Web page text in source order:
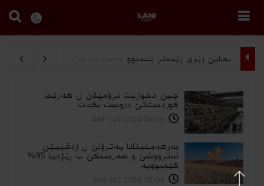
بهایێ زێری زێده‌تر بلندبوو
چین دخوازیت ترۆمێلان ل هەرێما
كوردستانێ دروست بكەت
بەرهەمئینانا په‌ترۆلێ ل زه‌ڤییێن
ئەترووشێ و سەرسنكێ ب ڕێژەیا 95%
كێمبوویە